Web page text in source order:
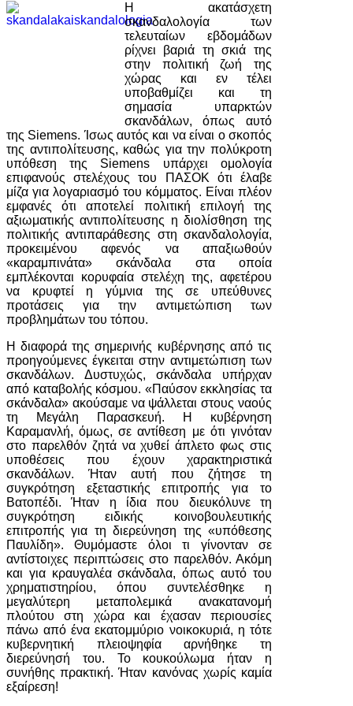
Η ακατάσχετη
σκανδαλολογία των
τελευταίων εβδομάδων
ρίχνει βαριά τη σκιά της
στην πολιτική ζωή της
χώρας και εν τέλει
υποβαθμίζει και τη
σημασία υπαρκτών
σκανδάλων, όπως αυτό
της Siemens. Ίσως αυτός και να είναι ο σκοπός
της αντιπολίτευσης, καθώς για την πολύκροτη
υπόθεση της Siemens υπάρχει ομολογία
επιφανούς στελέχους του ΠΑΣΟΚ ότι έλαβε
μίζα για λογαριασμό του κόμματος. Είναι πλέον
εμφανές ότι αποτελεί πολιτική επιλογή της
αξιωματικής αντιπολίτευσης η διολίσθηση της
πολιτικής αντιπαράθεσης στη σκανδαλολογία,
προκειμένου αφενός να απαξιωθούν
«καραμπινάτα» σκάνδαλα στα οποία
εμπλέκονται κορυφαία στελέχη της, αφετέρου
να κρυφτεί η γύμνια της σε υπεύθυνες
προτάσεις για την αντιμετώπιση των
προβλημάτων του τόπου.
Η διαφορά της σημερινής κυβέρνησης από τις
προηγούμενες έγκειται στην αντιμετώπιση των
σκανδάλων. Δυστυχώς, σκάνδαλα υπήρχαν
από καταβολής κόσμου. «Παύσον εκκλησίας τα
σκάνδαλα» ακούσαμε να ψάλλεται στους ναούς
τη Μεγάλη Παρασκευή. Η κυβέρνηση
Καραμανλή, όμως, σε αντίθεση με ότι γινόταν
στο παρελθόν ζητά να χυθεί άπλετο φως στις
υποθέσεις που έχουν χαρακτηριστικά
σκανδάλων. Ήταν αυτή που ζήτησε τη
συγκρότηση εξεταστικής επιτροπής για το
Βατοπέδι. Ήταν η ίδια που διευκόλυνε τη
συγκρότηση ειδικής κοινοβουλευτικής
επιτροπής για τη διερεύνηση της «υπόθεσης
Παυλίδη». Θυμόμαστε όλοι τι γίνονταν σε
αντίστοιχες περιπτώσεις στο παρελθόν. Ακόμη
και για κραυγαλέα σκάνδαλα, όπως αυτό του
χρηματιστηρίου, όπου συντελέσθηκε η
μεγαλύτερη μεταπολεμικά ανακατανομή
πλούτου στη χώρα και έχασαν περιουσίες
πάνω από ένα εκατομμύριο νοικοκυριά, η τότε
κυβερνητική πλειοψηφία αρνήθηκε τη
διερεύνησή του. Το κουκούλωμα ήταν η
συνήθης πρακτική. Ήταν κανόνας χωρίς καμία
εξαίρεση!